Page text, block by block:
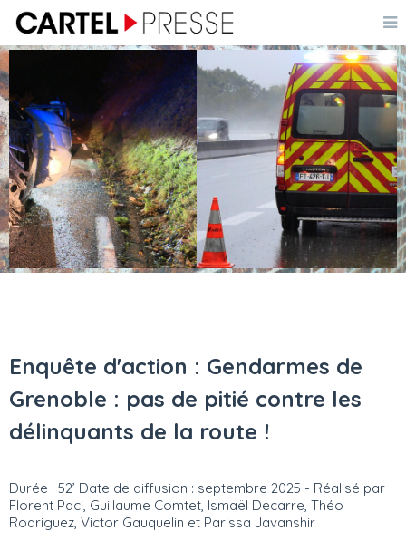
Enquête d'action : Gendarmes de
Grenoble : pas de pitié contre les
délinquants de la route !
Durée : 52’ Date de diffusion : septembre 2025 - Réalisé par
Florent Paci, Guillaume Comtet, Ismaël Decarre, Théo
Rodriguez, Victor Gauquelin et Parissa Javanshir